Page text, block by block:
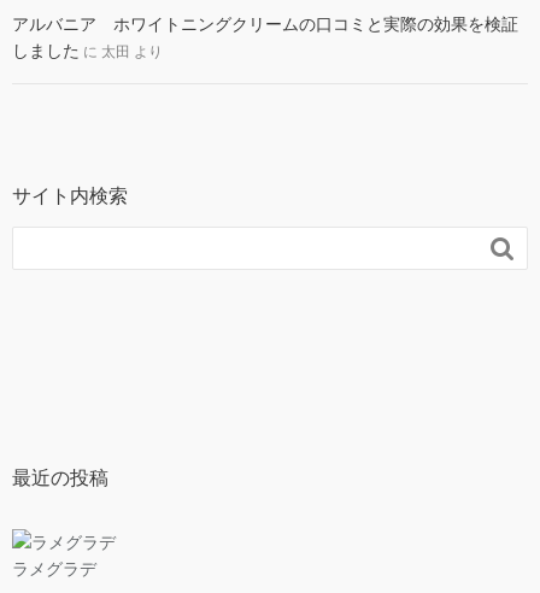
アルバニア ホワイトニングクリームの口コミと実際の効果を検証
しました に 太田 より
サイト内検索

最近の投稿
ラメグラデ